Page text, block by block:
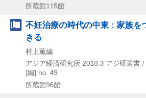
所蔵館115館
不妊治療の時代の中東 : 家族を
きる
村上薫編
アジア経済研究所 2018.3 アジ研選書
[編] no. 49
所蔵館96館